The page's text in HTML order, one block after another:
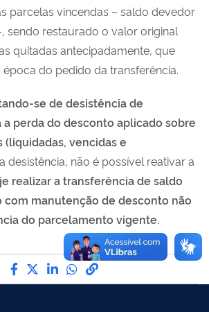
parcelas vincendas – saldo devedor
sendo restaurado o valor original
quitadas antecipadamente, que
do pedido da transferência.
se de desistência de
perda do desconto aplicado sobre
(liquidadas, vencidas e
desistência, não é possível reativar a
realizar a transferência de saldo
manutenção de desconto não
do parcelamento vigente.
Compartilhe por Facebook
Compartilhe por Twitter
Compartilhe por
Compartilhe por
link para Copiar